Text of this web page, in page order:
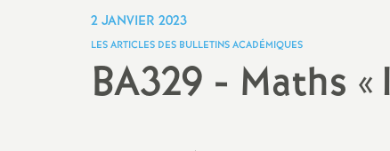
L’émission du @SNESFSU
Communiqués de presse
collèges en
progrès »
Evaluation des élèves, DNB...
prioritaire
2 JANVIER 2023
LES ARTICLES DES BULLETINS ACADÉMIQUES
BA329 - Maths «